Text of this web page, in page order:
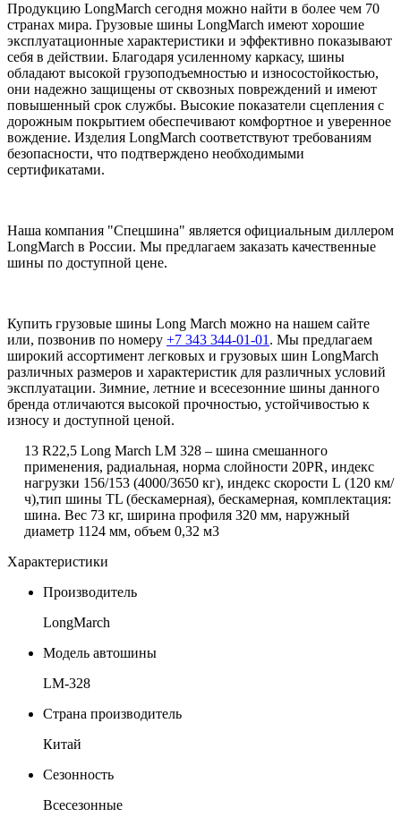
Продукцию LongMarch сегодня можно найти в более чем 70
странах мира. Грузовые шины LongMarch имеют хорошие
эксплуатационные характеристики и эффективно показывают
себя в действии. Благодаря усиленному каркасу, шины
обладают высокой грузоподъемностью и износостойкостью,
они надежно защищены от сквозных повреждений и имеют
повышенный срок службы. Высокие показатели сцепления с
дорожным покрытием обеспечивают комфортное и уверенное
вождение. Изделия LongMarch соответствуют требованиям
безопасности, что подтверждено необходимыми
сертификатами.
Наша компания "Спецшина" является официальным диллером
LongMarch в России. Мы предлагаем заказать качественные
шины по доступной цене.
Купить грузовые шины Long March можно на нашем сайте
или, позвонив по номеру +7 343 344-01-01 . Мы предлагаем
широкий ассортимент легковых и грузовых шин LongMarch
различных размеров и характеристик для различных условий
эксплуатации. Зимние, летние и всесезонние шины данного
бренда отличаются высокой прочностью, устойчивостью к
износу и доступной ценой.
13 R22,5 Long March LM 328 – шина смешанного
применения, радиальная, норма слойности 20PR, индекс
нагрузки 156/153 (4000/3650 кг), индекс скорости L (120 км/
ч),тип шины TL (бескамерная), бескамерная, комплектация:
шина. Вес 73 кг, ширина профиля 320 мм, наружный
диаметр 1124 мм, объем 0,32 м3
Характеристики
Производитель
LongMarch
Модель автошины
LM-328
Страна производитель
Китай
Сезонность
Всесезонные